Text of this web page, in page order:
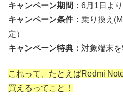
キャンペーン期間： 6月1日よ
キャンペーン条件： 乗り換え
定）
キャンペーン特典： 対象端末
これって、たとえばRedmi
買えるってこと！